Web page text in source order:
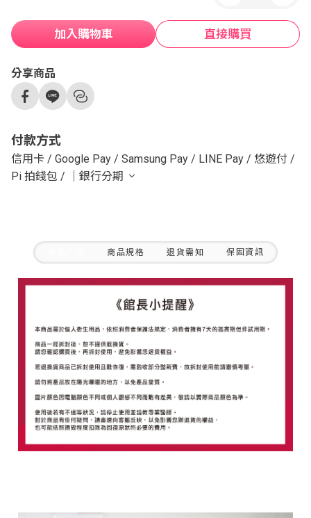
加入購物車 直接購買
分享商品
付款方式
信用卡 / Google Pay / Samsung Pay / LINE Pay / 悠遊付 /
Pi 拍錢包 / ｜銀行分期
商品規格 退貨需知 保固資訊